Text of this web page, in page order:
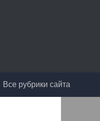
Все рубрики сайта